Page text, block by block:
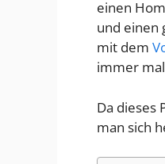
einen
und einen
mit dem
immer
Da dieses
man sich